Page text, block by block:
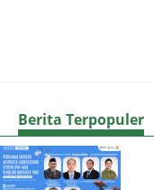
Berita Terpopuler